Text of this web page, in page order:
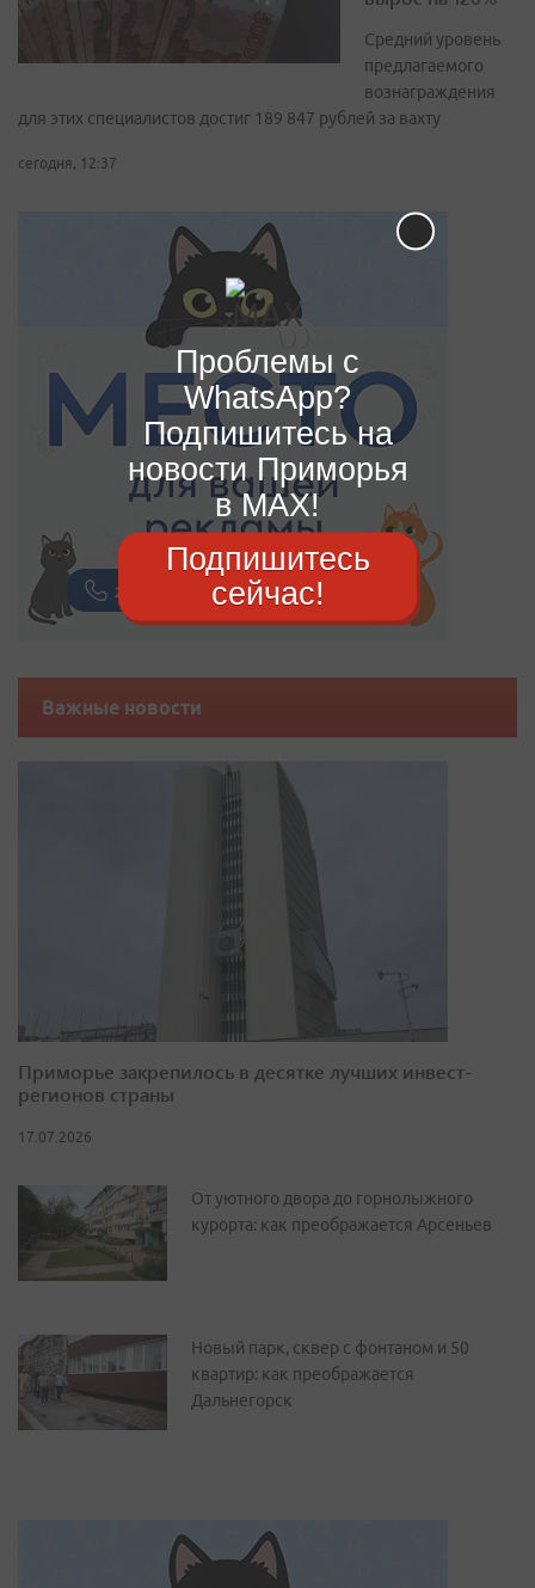
Средний уровень
предлагаемого
вознаграждения
для этих специалистов достиг 189 847 рублей за вахту
сегодня, 12:37
Важные новости
Приморье закрепилось в десятке лучших инвест-
регионов страны
17.07.2026
От уютного двора до горнолыжного
курорта: как преображается Арсеньев
Новый парк, сквер с фонтаном и 50
квартир: как преображается
Дальнегорск
Проблемы с
WhatsApp?
Подпишитесь на
новости Приморья
в MAX!
Подпишитесь
сейчас!